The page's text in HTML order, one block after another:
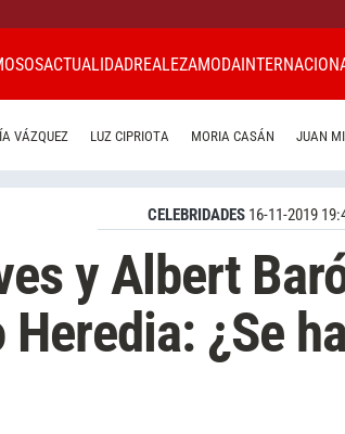
ACTUALIDADREALEZAMODA
VÁZQUEZ LUZ CIPRIOTA MORIA CASÁN JUAN
CELEBRIDADES 16-11-2019
y Albert
Heredia: ¿Se